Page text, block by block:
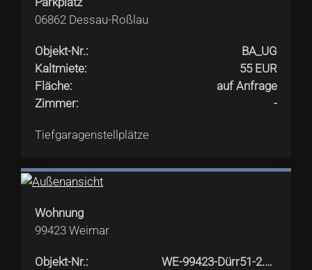
06862 Dessau-Roßlau
Objekt-Nr.:
BA_UG
Kaltmiete:
55 EUR
Fläche:
auf Anfrage
Zimmer: -
Tiefgaragenstellplätze
Wohnung
99423 Weimar
Objekt-Nr.:
WE-99423-Dürr51-2.OGli